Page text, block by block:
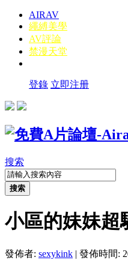
AIRAV
繩縛美學
AV評論
禁漫天堂
登錄 立即注册
搜索
搜索
小區的妹妹超
發佈者: sexykink | 發佈時間: